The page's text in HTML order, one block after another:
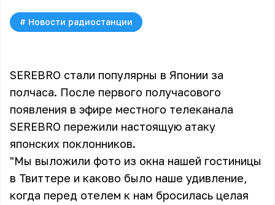
# Новости радиостанции
SEREBRO стали популярны в Японии за
полчаса. После первого получасового
появления в эфире местного телеканала
SEREBRO пережили настоящую атаку
японских поклонников.
"Мы выложили фото из окна нашей гостиницы
в Твиттере и каково было наше удивление,
когда перед отелем к нам бросилась целая